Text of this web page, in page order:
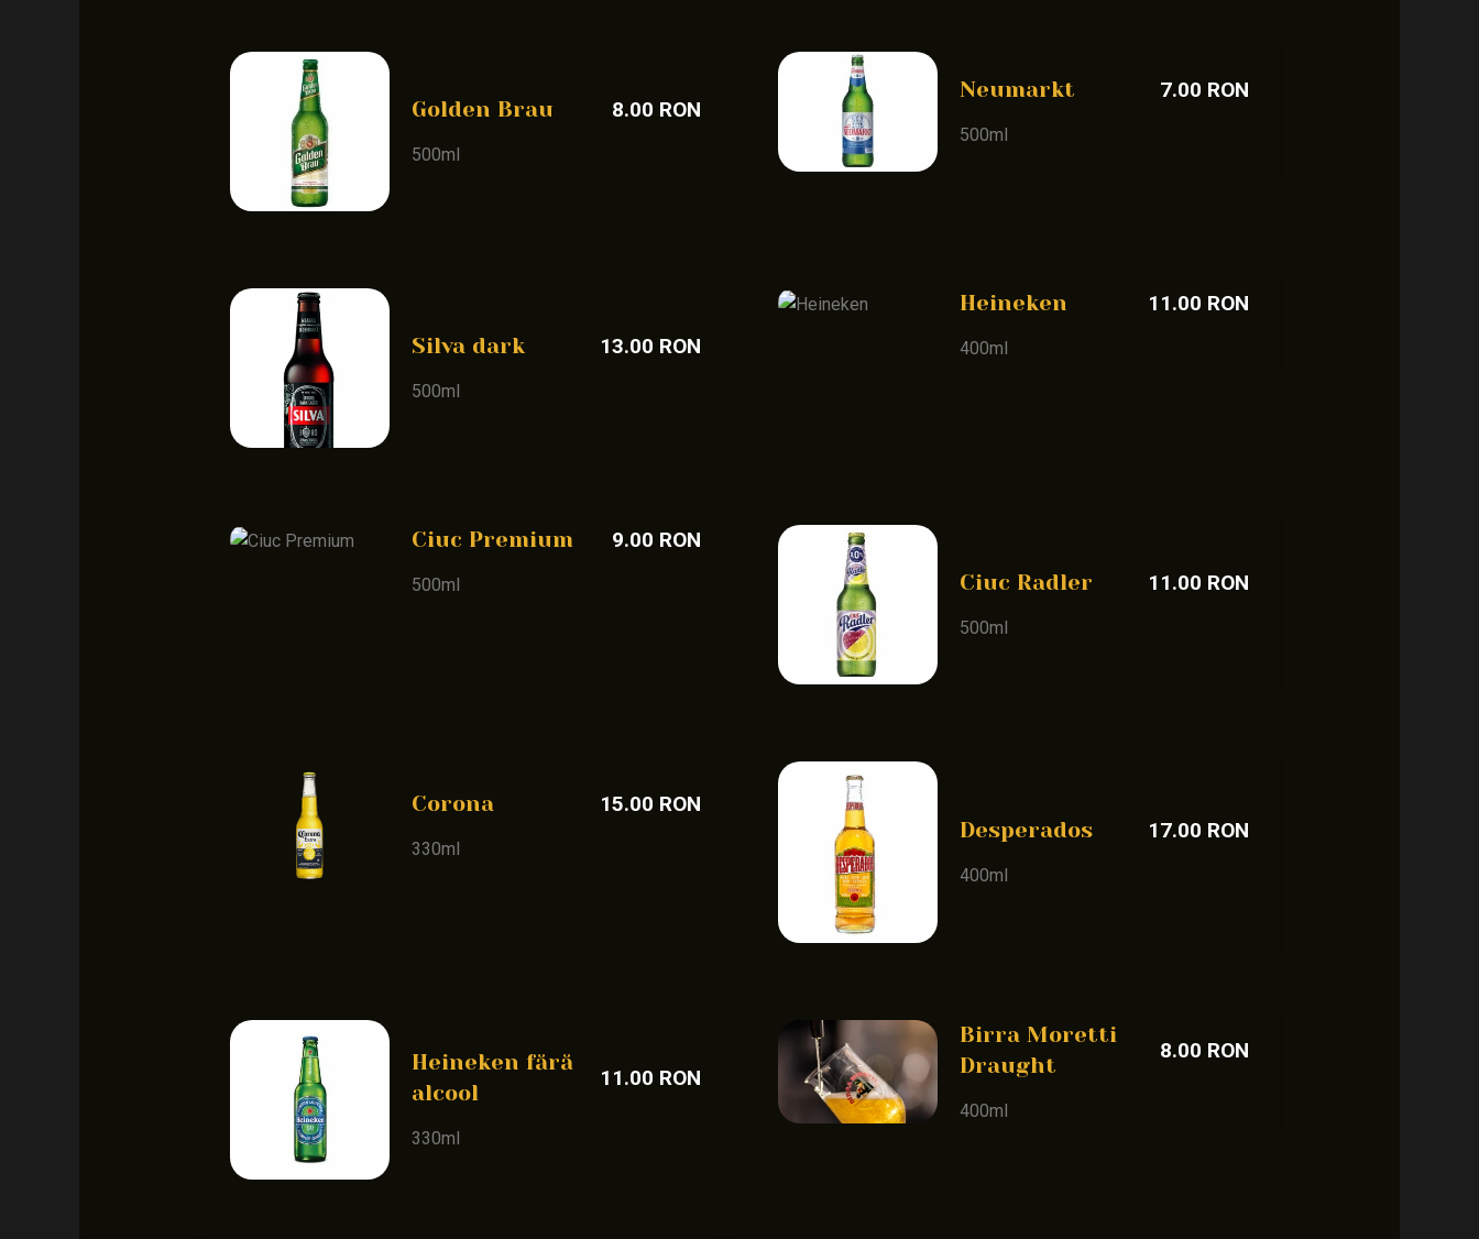
Golden Brau 8.00 RON
500ml
Neumarkt 7.00 RON
500ml
Silva dark 13.00 RON
500ml
Heineken 11.00 RON
400ml
Ciuc Premium 9.00 RON
500ml Ciuc Radler 11.00 RON
500ml
Corona 15.00 RON
330ml
Desperados 17.00 RON
400ml
Heineken fără
alcool
11.00 RON
330ml
Birra Moretti
Draught
8.00 RON
400ml